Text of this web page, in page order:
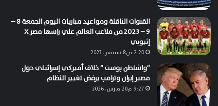
القنوات الناقلة ومواعيد مباريات اليوم الجمعة 8 –
9 – 2023 من ملاعب العالم علي راسها مصر X
إثيوبي
2:20 ص8 سبتمبر، 2023
“واشنطن بوست ” خلاف أميركي إسرائيلي حول
مصير إيران وترامب يرفض تغيير النظام
9:27 م20 مارس، 2026